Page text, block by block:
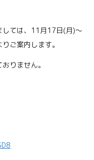
ては、
11月17日(月)～
ご案内します。
りません。